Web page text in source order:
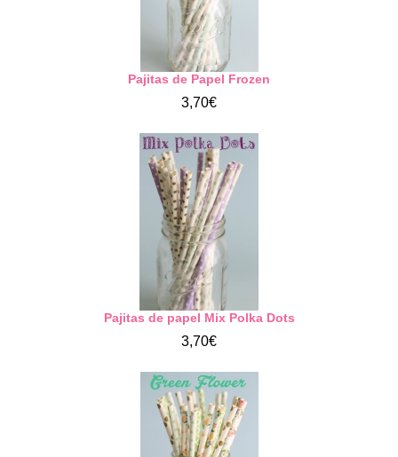
Pajitas de Papel Frozen
3,70€
Pajitas de papel Mix Polka Dots
3,70€